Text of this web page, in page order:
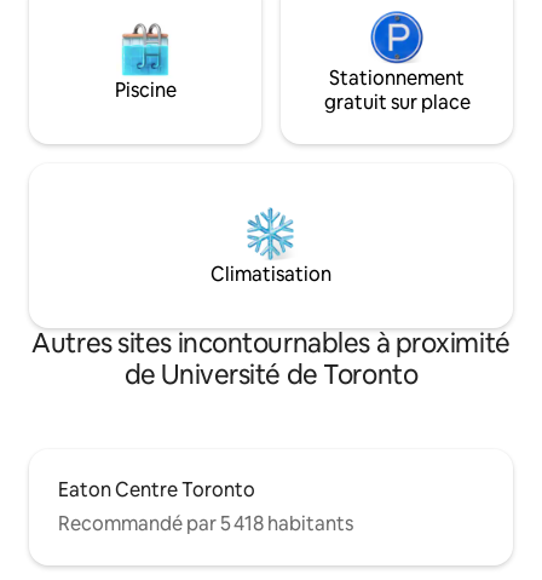
Piscine
Stationnement
gratuit sur place
Climatisation
Autres sites incontournables à proximité
de Université de Toronto
Eaton Centre Toronto
Recommandé par 5 418 habitants